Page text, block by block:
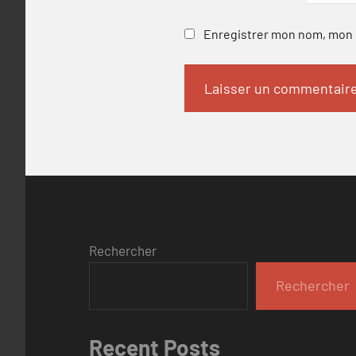
Enregistrer mon nom,
Rechercher
Rechercher
Recent Posts